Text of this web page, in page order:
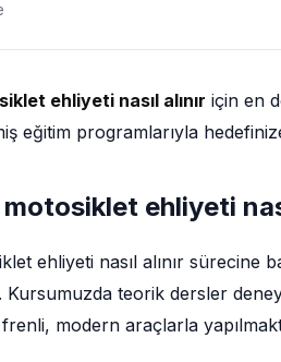
ehliyeti nasıl alınır için en
eğitim programlarıyla
ehliyeti
ehliyeti nasıl alınır sürecine
Kursumuzda teorik dersler
modern araçlarla